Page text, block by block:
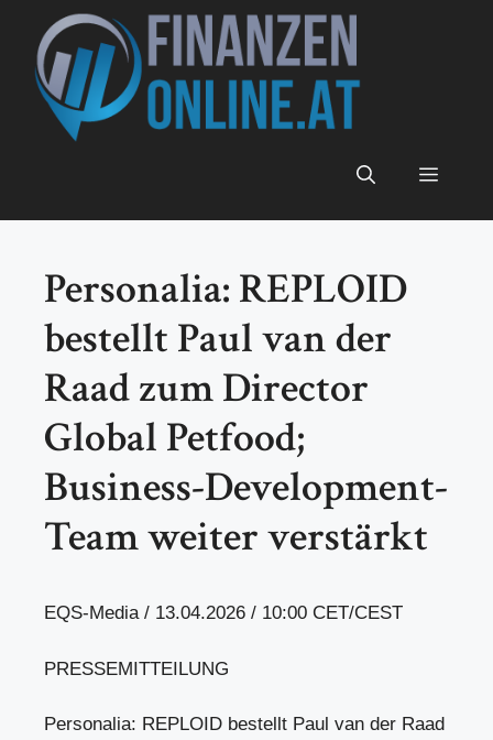
Inhalt
springen
Menü
Personalia: REPLOID
bestellt Paul van der
Raad zum Director
Global Petfood;
Business-Development-
Team weiter verstärkt
EQS-Media / 13.04.2026 / 10:00 CET/CEST
PRESSEMITTEILUNG
Personalia: REPLOID bestellt Paul van der Raad